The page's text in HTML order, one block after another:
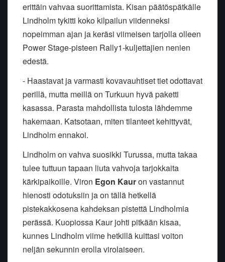
erittäin vahvaa suorittamista. Kisan päätöspätkälle
Lindholm tykitti koko kilpailun viidenneksi
nopeimman ajan ja keräsi viimeisen tarjolla olleen
Power Stage-pisteen Rally1-kuljettajien nenien
edestä.
- Haastavat ja varmasti kovavauhtiset tiet odottavat
perillä, mutta meillä on Turkuun hyvä paketti
kasassa. Parasta mahdollista tulosta lähdemme
hakemaan. Katsotaan, miten tilanteet kehittyvät,
Lindholm ennakoi.
Lindholm on vahva suosikki Turussa, mutta takaa
tulee tuttuun tapaan liuta vahvoja tarjokkaita
kärkipaikoille. Viron Egon Kauron vastannut
hienosti odotuksiin ja on tällä hetkellä
pistekakkosena kahdeksan pistettä Lindholmia
perässä. Kuopiossa Kaur johti pitkään kisaa,
kunnes Lindholm viime hetkillä kuittasi voiton
neljän sekunnin erolla virolaiseen.